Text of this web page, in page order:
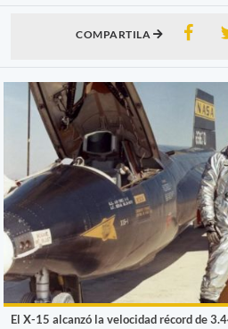
COMPARTILA
El X-15 alcanzó la velocidad récord de